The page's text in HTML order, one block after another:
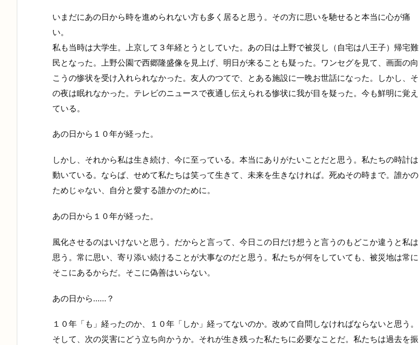
いまだにあの日から時を進められない方も多く居ると思う。その方に思いを馳せると本当に心が痛
い。
私も当時は大学生。上京して３年経とうとしていた。あの日は上野で被災し（自宅は八王子）帰宅難
民となった。上野公園で西郷隆盛像を見上げ、明日が来ることも疑った。ワンセグを見て、画面の向
こうの惨状を受け入れられなかった。友人のつてで、とある施設に一晩お世話になった。しかし、そ
の夜は眠れなかった。テレビのニュースで夜通し伝えられる惨状に我が目を疑った。今も鮮明に覚え
ている。
あの日から１０年が経った。
しかし、それから私は生き続け、今に至っている。本当にありがたいことだと思う。私たちの時計は
動いている。ならば、せめて私たちは笑って生きて、未来を生きなければ。死ぬその時まで。誰かの
ためじゃない、自分と愛する誰かのために。
あの日から１０年が経った。
風化させるのはいけないと思う。だからと言って、今日この日だけ想うと言うのもどこか違うと私は
思う。常に思い、寄り添い続けることが大事なのだと思う。私たちが何をしていても、被災地は常に
そこにあるからだ。そこに偽善はいらない。
あの日から……？
１０年「も」経ったのか、１０年「しか」経ってないのか。改めて自問しなければならないと思う。
そして、次の災害にどう立ち向かうか。それが生き残った私たちに必要なことだ。私たちは過去を振